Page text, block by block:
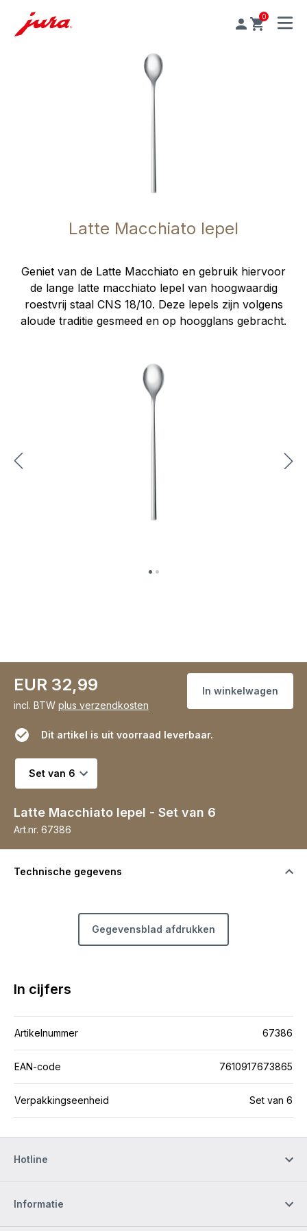
0
MENU
Latte Macchiato lepel
Geniet van de Latte Macchiato en gebruik hiervoor
de lange latte macchiato lepel van hoogwaardig
roestvrij staal CNS 18/10. Deze lepels zijn volgens
aloude traditie gesmeed en op hoogglans gebracht.
EUR 32,99
incl. BTW plus verzendkosten
In winkelwagen
Dit artikel is uit voorraad leverbaar.
Selecteer variant
Latte Macchiato lepel - Set van 6
Art.nr. 67386
Technische gegevens
Gegevensblad afdrukken
In cijfers
Artikelnummer 67386
EAN-code 7610917673865
Verpakkingseenheid Set van 6
Hotline
Informatie